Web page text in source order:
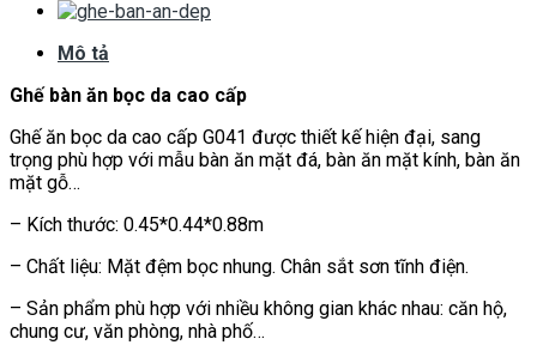
Mô tả
Ghế bàn ăn bọc da cao cấp
Ghế ăn bọc da cao cấp G041 được thiết kế hiện đại, sang
trọng phù hợp với mẫu bàn ăn mặt đá, bàn ăn mặt kính, bàn ăn
mặt gỗ…
– Kích thước: 0.45*0.44*0.88m
– Chất liệu: Mặt đệm bọc nhung. Chân sắt sơn tĩnh điện.
– Sản phẩm phù hợp với nhiều không gian khác nhau: căn hộ,
chung cư, văn phòng, nhà phố…